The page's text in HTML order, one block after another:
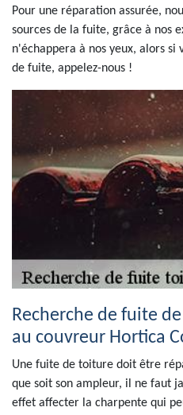
Pour une réparation assurée,
sources de la fuite, grâce à nos
n'échappera à nos yeux, alors si
de fuite, appelez-nous !
Recherche de fuite
au couvreur Hortica
Une fuite de toiture doit être
que soit son ampleur, il ne faut
effet affecter la charpente qui